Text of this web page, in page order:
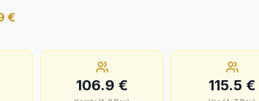
€
106.9 € 115.5 €